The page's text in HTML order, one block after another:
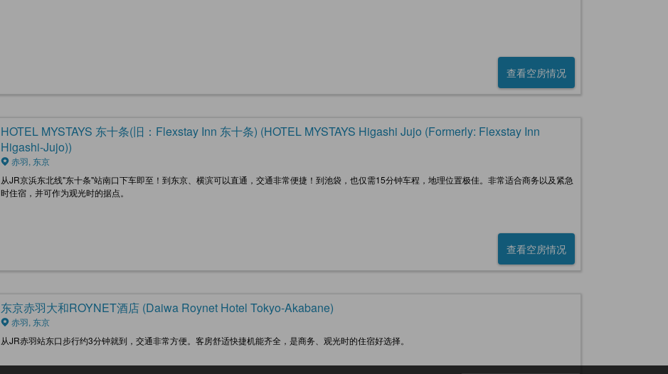
查看空房情况
HOTEL MYSTAYS 东十条(旧：Flexstay Inn 东十条) (HOTEL MYSTAYS Higashi Jujo (Formerly: Flexstay Inn
Higashi-Jujo))
赤羽, 东京
从JR京浜东北线"东十条"站南口下车即至！到东京、横滨可以直通，交通非常便捷！到池袋，也仅需15分钟车程，地理位置极佳。非常适合商务以及紧急
时住宿，并可作为观光时的据点。
查看空房情况
东京赤羽大和ROYNET酒店 (Daiwa Roynet Hotel Tokyo-Akabane)
赤羽, 东京
从JR赤羽站东口步行约3分钟就到，交通非常方便。客房舒适快捷机能齐全，是商务、观光时的住宿好选择。